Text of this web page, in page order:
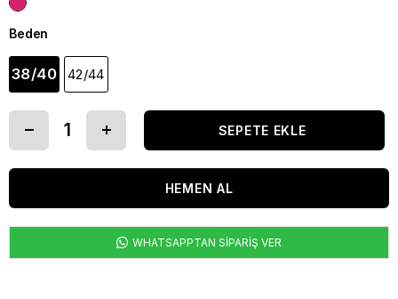
Beden
38/40 42/44
WHATSAPPTAN SİPARİŞ VER